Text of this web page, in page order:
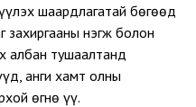
шаардлагатай бөгөөд
захиргааны нэгж болон
албан тушаалтанд
анги хамт олны
өгнө үү.